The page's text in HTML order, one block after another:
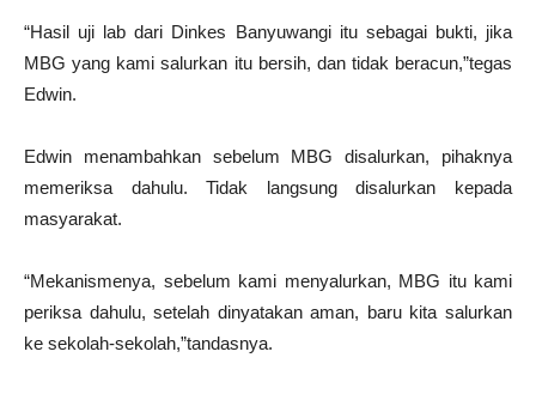
“Hasil uji lab dari Dinkes Banyuwangi itu sebagai bukti, jika
MBG yang kami salurkan itu bersih, dan tidak beracun,”tegas
Edwin.
Edwin menambahkan sebelum MBG disalurkan, pihaknya
memeriksa dahulu. Tidak langsung disalurkan kepada
masyarakat.
“Mekanismenya, sebelum kami menyalurkan, MBG itu kami
periksa dahulu, setelah dinyatakan aman, baru kita salurkan
ke sekolah-sekolah,”tandasnya.